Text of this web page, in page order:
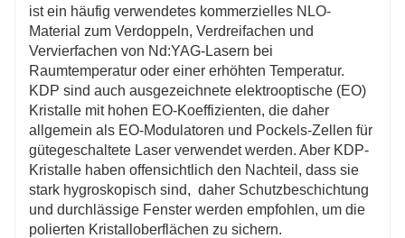
ist ein häufig verwendetes kommerzielles NLO-
Material zum Verdoppeln, Verdreifachen und
Vervierfachen von Nd:YAG-Lasern bei
Raumtemperatur oder einer erhöhten Temperatur.
KDP sind auch ausgezeichnete elektrooptische (EO)
Kristalle mit hohen EO-Koeffizienten, die daher
allgemein als EO-Modulatoren und Pockels-Zellen für
gütegeschaltete Laser verwendet werden. Aber KDP-
Kristalle haben offensichtlich den Nachteil, dass sie
stark hygroskopisch sind, daher Schutzbeschichtung
und durchlässige Fenster werden empfohlen, um die
polierten Kristalloberflächen zu sichern.